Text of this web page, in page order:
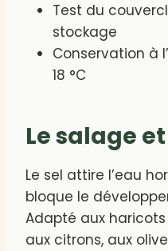
Test du
stockage
Conservation à
18 °C
Le salage
Le sel attire l’eau
bloque le
Adapté aux
aux citrons, aux